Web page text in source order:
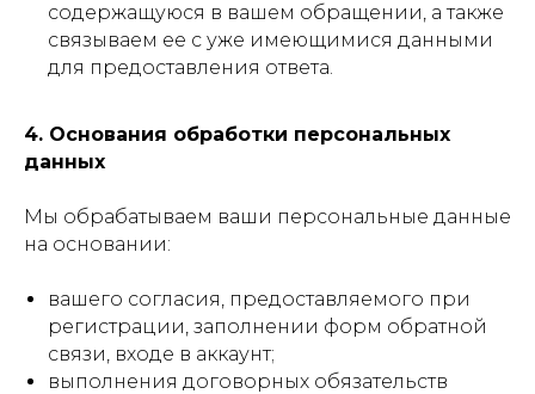
содержащуюся в вашем обращении, а также
связываем ее с уже имеющимися данными
для предоставления ответа.
4. Основания обработки персональных
данных
Мы обрабатываем ваши персональные данные
на основании:
вашего согласия, предоставляемого при
регистрации, заполнении форм обратной
связи, входе в аккаунт;
выполнения договорных обязательств